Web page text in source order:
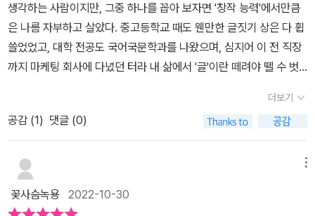
합의를 하고 싶을 때 중간보고를 하면 된다.두 번째, 일의 진척도를 공
유하고 싶을 때도 중간보고를 하는 게 좋다. 보통 팀장님도 상위 조직
장에게 보고해야 할 일정이 정해진 경우가 많다.세 번째, 업무 지시 당
시와 현재의 상황이 변해서 보고서의 메시지가 변경되는 경우에 중간
확해야 한다단순히 남의 의견을 넣어서는 안 된다감정적인 표현은 제
업무 지시를 받은 그 순간부터 보고서 작성을 마무리하기까지, 어떤
의해야 하는지 등. 구체적인 사례를 들어 총 4장으로 구성해 설명하
생각하는 사람이지만, 그중 하나를 꼽아 보자면 '창작 능력'에서만큼
은 나름 자부하고 살았다. 중고등학교 때도 웬만한 글짓기 상은 다 휩
쓸었었고, 대학 전공도 국어국문학과를 나왔으며, 심지어 이 전 직장
까지 마케팅 회사에 다녔던 터라 내 삶에서 '글'이란 떼려야 뗄 수 벗
이직 한 지금, 매일매일이 난제와 아리송한 보고서의 향연이었다. 쉬
지 않고 울리는 전화벨, 1시간은 핑퐁 대화를 이어나가야 하는 회의,
넘쳐흐르는 자료 틈바구니 속에서 보고서까지 써야 하다니 정말 첩첩
산중이었다.(첫 회의 때에 '환류'라는 단어를 몰라서 퇴근하는 길에 몰
면 좋겠다 하고 막연히 바라던 때에 인스타그램에 운명처럼 뜬 '신입
더보기
공감 (1) 댓글 (0)
꽃사슴녹용 2022-10-30